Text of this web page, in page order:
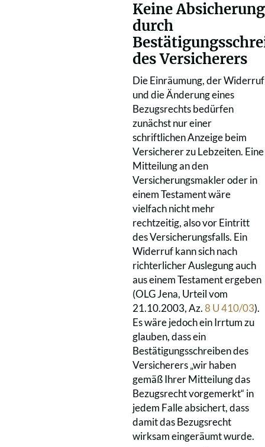
Keine Absicherung
durch
des Versicherers
Die Einräumung, der Widerruf
und die Änderung eines
Bezugsrechts bedürfen
zunächst nur einer
schriftlichen Anzeige beim
Versicherer zu Lebzeiten. Eine
Mitteilung an den
Versicherungsmakler oder in
einem Testament wäre
vielfach nicht mehr
rechtzeitig, also vor Eintritt
des Versicherungsfalls. Ein
Widerruf kann sich nach
richterlicher Auslegung auch
aus einem Testament ergeben
(OLG Jena, Urteil vom
21.10.2003, Az.8 U 410/03).
Es wäre jedoch ein Irrtum zu
glauben, dass ein
Bestätigungsschreiben des
Versicherers „wir haben
gemäß Ihrer Mitteilung das
Bezugsrecht vorgemerkt“ in
jedem Falle absichert, dass
damit das Bezugsrecht
wirksam eingeräumt wurde.